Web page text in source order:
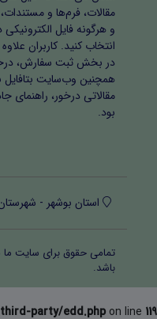
مقالات، فرم‌ها و
و هرگونه فایل
انتخاب کنید. کاربران
در بخش ثبت سفارش،
همچنین وب‌سایت بتافایل
مقالاتی درخور، راهنمای
بود.
استان بوشهر -
تمامی حقوق برای سایت ما
باشد.
party/edd.php on line 119